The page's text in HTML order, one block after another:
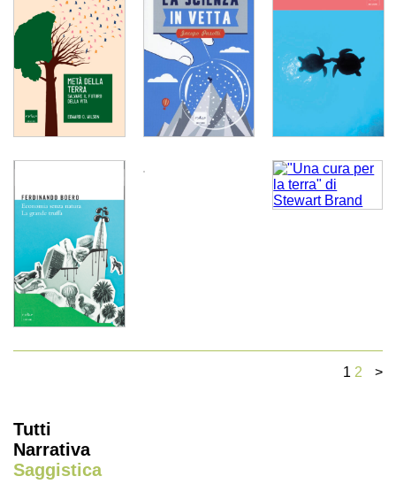
1 2 >
Tutti
Narrativa
Saggistica